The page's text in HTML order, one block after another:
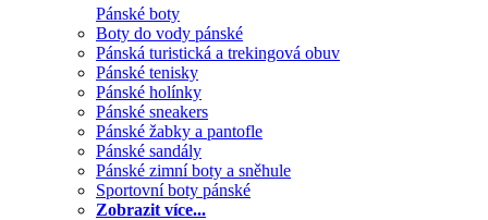
Pánské boty
Boty do vody pánské
Pánská turistická a trekingová obuv
Pánské tenisky
Pánské holínky
Pánské sneakers
Pánské žabky a pantofle
Pánské sandály
Pánské zimní boty a sněhule
Sportovní boty pánské
Zobrazit více...